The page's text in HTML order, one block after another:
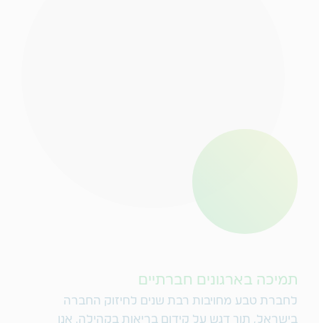
תמיכה בארגונים חברתיים
לחברת טבע מחויבות רבת שנים לחיזוק החברה
בישראל, תוך דגש על קידום בריאות בקהילה. אנו